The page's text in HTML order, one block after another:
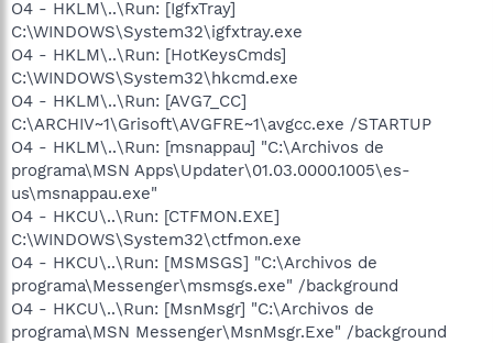
O4 - HKLM\..\Run: [IgfxTray]
C:\WINDOWS\System32\igfxtray.exe
O4 - HKLM\..\Run: [HotKeysCmds]
C:\WINDOWS\System32\hkcmd.exe
O4 - HKLM\..\Run: [AVG7_CC]
C:\ARCHIV~1\Grisoft\AVGFRE~1\avgcc.exe /STARTUP
O4 - HKLM\..\Run: [msnappau] "C:\Archivos de
programa\MSN Apps\Updater\01.03.0000.1005\es-
us\msnappau.exe"
O4 - HKCU\..\Run: [CTFMON.EXE]
C:\WINDOWS\System32\ctfmon.exe
O4 - HKCU\..\Run: [MSMSGS] "C:\Archivos de
programa\Messenger\msmsgs.exe" /background
O4 - HKCU\..\Run: [MsnMsgr] "C:\Archivos de
programa\MSN Messenger\MsnMsgr.Exe" /background